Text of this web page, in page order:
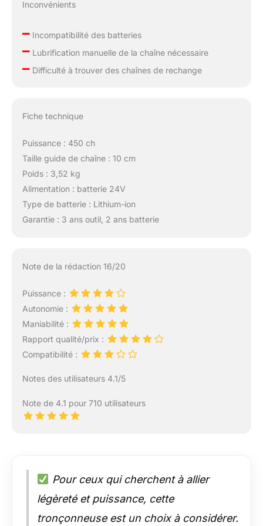
Inconvénients
–Incompatibilité des batteries
–Lubrification manuelle de la chaîne nécessaire
–Difficulté à trouver des chaînes de rechange
Fiche technique
Puissance : 450 ch
Taille guide de chaîne : 10 cm
Poids : 3,52 kg
Alimentation : batterie 24V
Type de batterie : Lithium-ion
Garantie : 3 ans outil, 2 ans batterie
Note de la rédaction 16/20
Puissance :
Autonomie :
Maniabilité :
Rapport qualité/prix :
Compatibilité :
Notes des utilisateurs 4.1/5
Note de 4.1 pour 710 utilisateurs
Pour ceux qui cherchent à allier
légèreté et puissance, cette
tronçonneuse est un choix à considérer.